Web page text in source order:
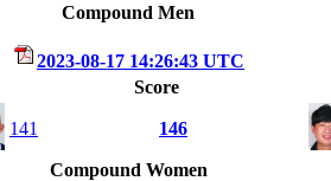
Compound Men
2023-08-17 14:26:43 UTC
Score
141 146
Compound Women